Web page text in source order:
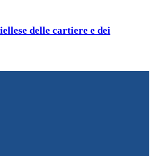
delle cartiere e dei